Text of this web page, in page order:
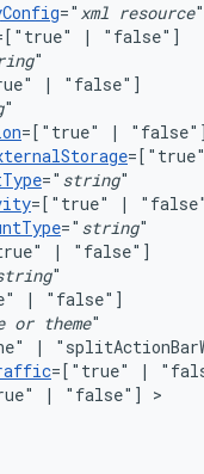
=" xml resource
|
|
=["true" |
=["true"
=" string
=["true" |
=" string
|
|
or theme
|
=["true" |
| "false"]